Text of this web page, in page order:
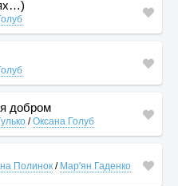
добром
/Оксана Голуб
Полинок / Мар'ян Гаденко